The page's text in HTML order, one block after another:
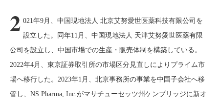
2 021年9月、中国現地法人 北京艾努愛世医薬科技有限公司を
設立した。同年11月、中国現地法人 天津艾努愛世医薬有限
公司を設立し、中国市場での生産・販売体制を構築している。
2022年4月、東京証券取引所の市場区分見直しによりプライム市
場へ移行した。2023年1月、北京事務所の事業を中国子会社へ移
管し、NS Pharma, Inc.がマサチューセッツ州ケンブリッジに新オ